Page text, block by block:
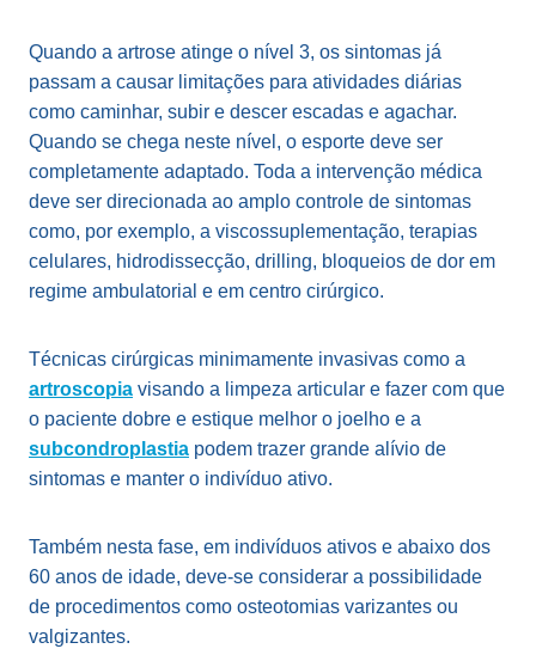
Quando a artrose atinge o nível 3, os sintomas já
passam a causar limitações para atividades diárias
como caminhar, subir e descer escadas e agachar.
Quando se chega neste nível, o esporte deve ser
completamente adaptado. Toda a intervenção médica
deve ser direcionada ao amplo controle de sintomas
como, por exemplo, a viscossuplementação, terapias
celulares, hidrodissecção, drilling, bloqueios de dor em
regime ambulatorial e em centro cirúrgico.
Técnicas cirúrgicas minimamente invasivas como a
artroscopia visando a limpeza articular e fazer com que
o paciente dobre e estique melhor o joelho e a
subcondroplastia podem trazer grande alívio de
sintomas e manter o indivíduo ativo.
Também nesta fase, em indivíduos ativos e abaixo dos
60 anos de idade, deve-se considerar a possibilidade
de procedimentos como osteotomias varizantes ou
valgizantes.